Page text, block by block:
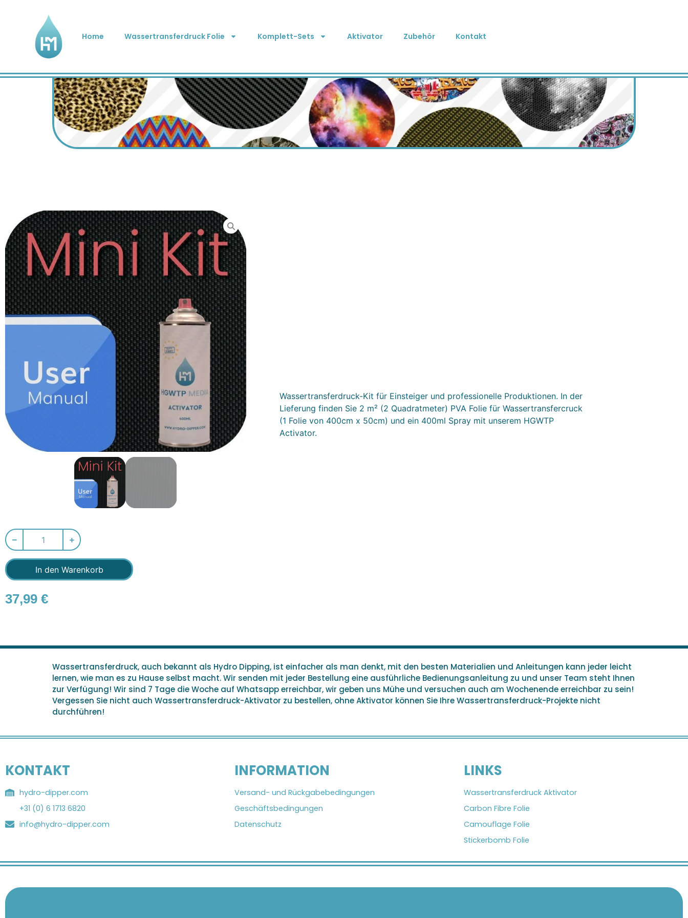
Home Wassertransferdruck Folie Komplett-Sets Aktivator Zubehör Kontakt
In den Warenkorb
37,99 €
Wassertransferdruck-Kit für Einsteiger und professionelle Produktionen. In der
Lieferung finden Sie 2 m² (2 Quadratmeter) PVA Folie für Wassertransfercruck
(1 Folie von 400cm x 50cm) und ein 400ml Spray mit unserem HGWTP
Activator.
Wassertransferdruck, auch bekannt als Hydro Dipping, ist einfacher als man denkt, mit den besten Materialien und Anleitungen kann jeder leicht
lernen, wie man es zu Hause selbst macht. Wir senden mit jeder Bestellung eine ausführliche Bedienungsanleitung zu und unser Team steht Ihnen
zur Verfügung! Wir sind 7 Tage die Woche auf Whatsapp erreichbar, wir geben uns Mühe und versuchen auch am Wochenende erreichbar zu sein!
Vergessen Sie nicht auch Wassertransferdruck-Aktivator zu bestellen, ohne Aktivator können Sie Ihre Wassertransferdruck-Projekte nicht
durchführen!
KONTAKT
hydro-dipper.com
+31 (0) 6 1713 6820
info@hydro-dipper.com
INFORMATION
Versand- und Rückgabebedingungen
Geschäftsbedingungen
Datenschutz
LINKS
Wassertransferdruck Aktivator
Carbon Fibre Folie
Camouflage Folie
Stickerbomb Folie